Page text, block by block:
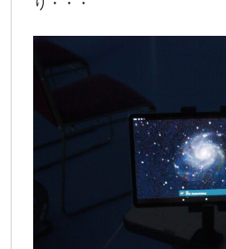
り・・・